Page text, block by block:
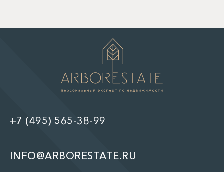
+7 (495) 565-38-99
INFO@ARBORESTATE.RU